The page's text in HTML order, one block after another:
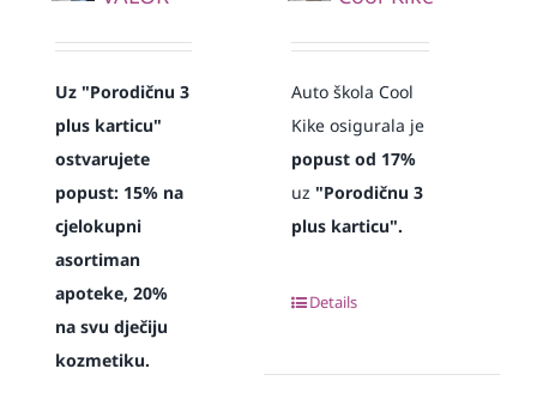
Uz "Porodičnu 3
plus karticu"
ostvarujete
popust: 15% na
cjelokupni
asortiman
apoteke, 20%
na svu dječiju
kozmetiku.
Auto škola Cool
Kike osigurala je
popust od 17%
uz"Porodičnu 3
plus karticu".
Details